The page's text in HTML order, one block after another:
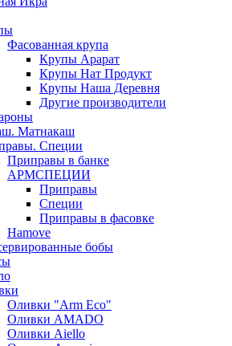
Фасованная крупа
Крупы Арарат
Крупы Нат Продукт
Крупы Наша Деревня
Другие производители
Матнакаш
Специи
Приправы в банке
АРМСПЕЦИИ
Приправы
Специи
Приправы в фасовке
Hamove
бобы
Оливки "Arm Eco"
Оливки AMADO
Оливки Aiello